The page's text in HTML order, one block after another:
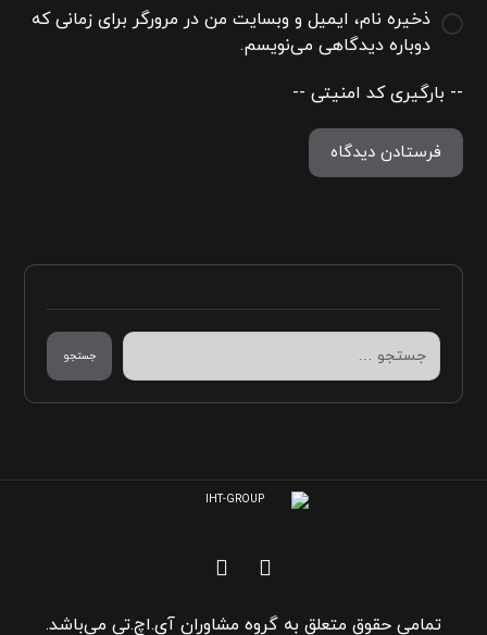
ذخیره نام، ایمیل و وبسایت من در مرورگر برای زمانی که
دوباره دیدگاهی می‌نویسم.
-- بارگیری کد امنیتی --
فرستادن دیدگاه
جستجو
تمامی حقوق متعلق به گروه مشاوران آی.اچ.تی می‌باشد.